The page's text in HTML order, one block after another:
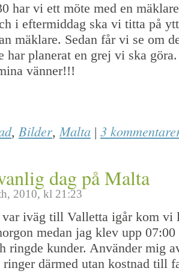
har vi ett möte med en
i eftermiddag ska vi titta på
mäklare. Sedan får vi se om
har planerat en grej vi ska
vänner!!!
, Bilder,Malta | 3
dag på Malta
2010, kl 21:23
iväg till Valletta igår kom vi
medan jag klev upp
ringde kunder. Använder mig
ringer därmed utan kostnad till